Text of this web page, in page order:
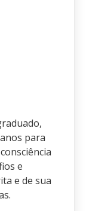
para
e
e de sua